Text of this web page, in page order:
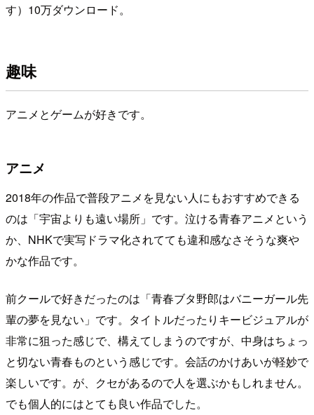
す）10万ダウンロード。
趣味
アニメとゲームが好きです。
アニメ
2018年の作品で普段アニメを見ない人にもおすすめできる
のは「宇宙よりも遠い場所」です。泣ける青春アニメという
か、NHKで実写ドラマ化されてても違和感なさそうな爽や
かな作品です。
前クールで好きだったのは「青春ブタ野郎はバニーガール先
輩の夢を見ない」です。タイトルだったりキービジュアルが
非常に狙った感じで、構えてしまうのですが、中身はちょっ
と切ない青春ものという感じです。会話のかけあいが軽妙で
楽しいです。が、クセがあるので人を選ぶかもしれません。
でも個人的にはとても良い作品でした。